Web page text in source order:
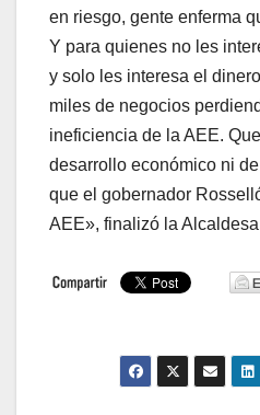
en riesgo, gente enferma
Y para quienes no les
y solo les interesa el
miles de negocios
ineficiencia de la AEE.
desarrollo económico ni
que el gobernador
AEE», finalizó la